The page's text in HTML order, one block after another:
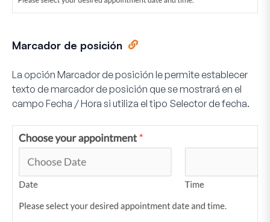
Marcador de posición
La opción Marcador de posición le permite establecer
texto de marcador de posición que se mostrará en el
campo Fecha / Hora si utiliza el tipo Selector de fecha.